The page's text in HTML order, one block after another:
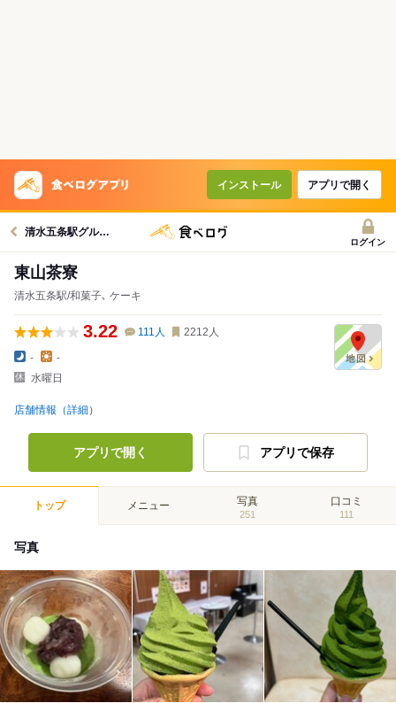
インストール アプリで開く
清水五条駅グルメへ
ログイン
東山茶寮
清水五条駅/和菓子､ ケーキ
3.22 111 人 2212 人
-
-
水曜日
店舗情報（詳細）
アプリで開く アプリで保存
トップ メニュー 写真
251
口コミ
111
写真